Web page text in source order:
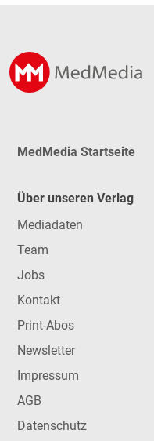
MedMedia Startseite
Über unseren Verlag
Mediadaten
Team
Jobs
Kontakt
Print-Abos
Newsletter
Impressum
AGB
Datenschutz